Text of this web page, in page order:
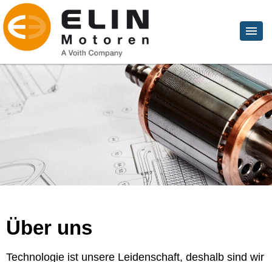
Über uns
Technologie ist unsere Leidenschaft, deshalb sind wir